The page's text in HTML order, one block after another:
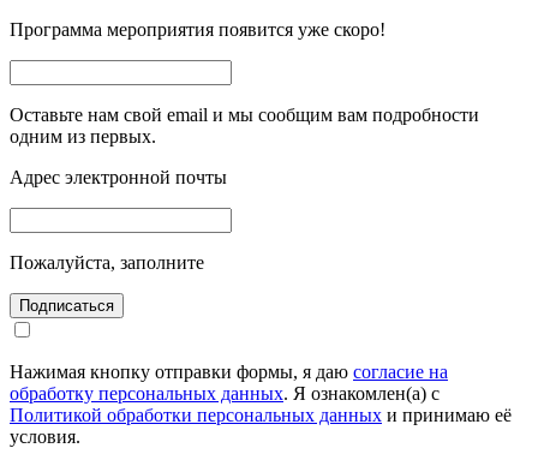
Программа мероприятия появится уже скоро!
Оставьте нам свой email и мы сообщим вам подробности
одним из первых.
Адрес электронной почты
Пожалуйста, заполните
Подписаться
Нажимая кнопку отправки формы, я даю согласие на
обработку персональных данных. Я ознакомлен(а) с
Политикой обработки персональных данных и принимаю её
условия.